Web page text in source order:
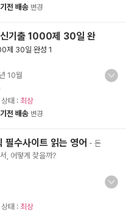
전 배송 변경
기출 1000제 30일 완
제 30일 완성 1
10월
| 상태 : 최상
전 배송 변경
필수사이트 읽는 영어 - 돈
, 어떻게 찾을까?
| 상태 : 최상